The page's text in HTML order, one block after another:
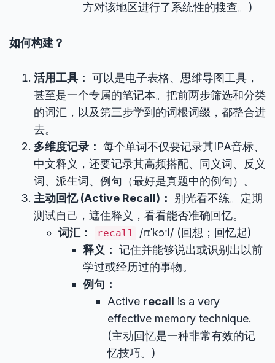
方对该地区进行了系统性的搜查。)
如何构建？
活用工具： 可以是电子表格、思维导图工具，
甚至是一个专属的笔记本。把前两步筛选和分类
的词汇，以及第三步学到的词根词缀，都整合进
去。
多维度记录： 每个单词不仅要记录其IPA音标、
中文释义，还要记录其高频搭配、同义词、反义
词、派生词、例句（最好是真题中的例句）。
主动回忆 (Active Recall)：
别光看不练。定期
测试自己，遮住释义，看看能否准确回忆。
词汇：
recall
/rɪˈkɔːl/ (回想；回忆起)
释义： 记住并能够说出或识别出以前
学过或经历过的事物。
例句：
Active recall is a very
effective memory technique.
(主动回忆是一种非常有效的记
忆技巧。)